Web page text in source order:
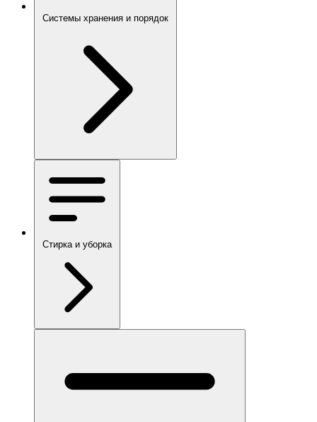
Системы хранения и порядок
Стирка и уборка